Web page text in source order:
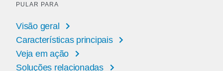
PULAR PARA
Visão geral
Características principais
Veja em ação
Soluções relacionadas